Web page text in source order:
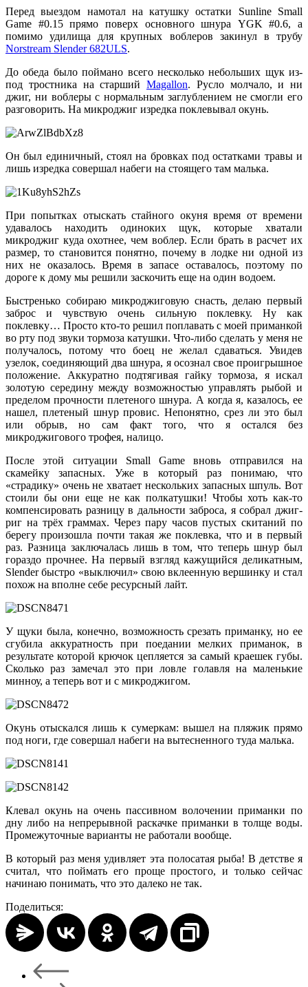
Перед выездом намотал на катушку остатки Sunline Small
Game #0.15 прямо поверх основного шнура YGK #0.6, а
помимо удилища для крупных воблеров закинул в трубу
Norstream Slender 682ULS.
До обеда было поймано всего несколько небольших щук из-
под тростника на старший Magallon. Русло молчало, и ни
джиг, ни воблеры с нормальным заглублением не смогли его
разговорить. На микроджиг изредка поклевывал окунь.
Он был единичный, стоял на бровках под остатками травы и
лишь изредка совершал набеги на стоящего там малька.
При попытках отыскать стайного окуня время от времени
удавалось находить одиноких щук, которые хватали
микроджиг куда охотнее, чем воблер. Если брать в расчет их
размер, то становится понятно, почему в лодке ни одной из
них не оказалось. Время в запасе оставалось, поэтому по
дороге к дому мы решили заскочить еще на один водоем.
Быстренько собираю микроджиговую снасть, делаю первый
заброс и чувствую очень сильную поклевку. Ну как
поклевку… Просто кто-то решил поплавать с моей приманкой
во рту под звуки тормоза катушки. Что-либо сделать у меня не
получалось, потому что боец не желал сдаваться. Увидев
узелок, соединяющий два шнура, я осознал свое проигрышное
положение. Аккуратно подтягивая гайку тормоза, я искал
золотую середину между возможностью управлять рыбой и
пределом прочности плетеного шнура. А когда я, казалось, ее
нашел, плетеный шнур провис. Непонятно, срез ли это был
или обрыв, но сам факт того, что я остался без
микроджигового трофея, налицо.
После этой ситуации Small Game вновь отправился на
скамейку запасных. Уже в который раз понимаю, что
«страдику» очень не хватает нескольких запасных шпуль. Вот
стоили бы они еще не как полкатушки! Чтобы хоть как-то
компенсировать разницу в дальности заброса, я собрал джиг-
риг на трёх граммах. Через пару часов пустых скитаний по
берегу произошла почти такая же поклевка, что и в первый
раз. Разница заключалась лишь в том, что теперь шнур был
гораздо прочнее. На первый взгляд кажущийся деликатным,
Slender быстро «выключил» свою вклеенную вершинку и стал
похож на вполне себе ресурсный лайт.
У щуки была, конечно, возможность срезать приманку, но ее
сгубила аккуратность при поедании мелких приманок, в
результате которой крючок цепляется за самый краешек губы.
Сколько раз замечал это при ловле голавля на маленькие
минноу, а теперь вот и с микроджигом.
Окунь отыскался лишь к сумеркам: вышел на пляжик прямо
под ноги, где совершал набеги на вытесненного туда малька.
Клевал окунь на очень пассивном волочении приманки по
дну либо на непрерывной раскачке приманки в толще воды.
Промежуточные варианты не работали вообще.
В который раз меня удивляет эта полосатая рыба! В детстве я
считал, что поймать его проще простого, и только сейчас
начинаю понимать, что это далеко не так.
Поделиться: